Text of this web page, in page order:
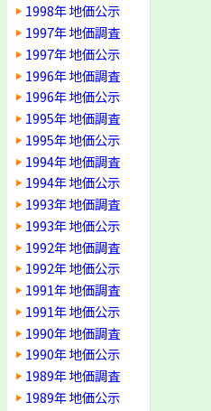
1998年 地価公示
1997年 地価調査
1997年 地価公示
1996年 地価調査
1996年 地価公示
1995年 地価調査
1995年 地価公示
1994年 地価調査
1994年 地価公示
1993年 地価調査
1993年 地価公示
1992年 地価調査
1992年 地価公示
1991年 地価調査
1991年 地価公示
1990年 地価調査
1990年 地価公示
1989年 地価調査
1989年 地価公示